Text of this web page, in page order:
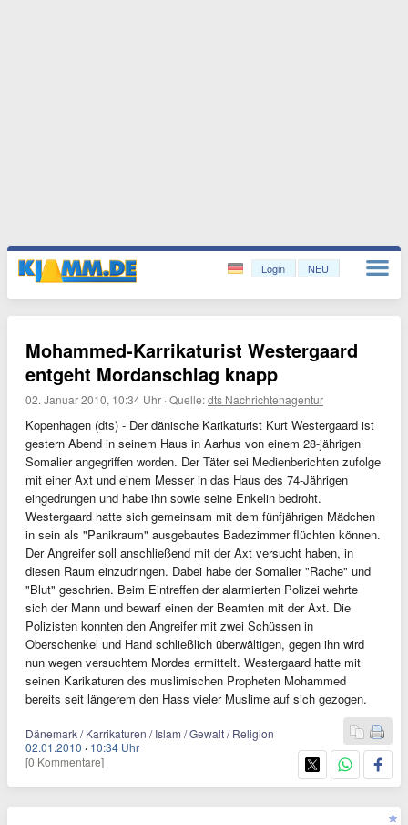
Login NEU
Mohammed-Karrikaturist Westergaard
entgeht Mordanschlag knapp
02. Januar 2010, 10:34 Uhr ·Quelle:dts Nachrichtenagentur
Kopenhagen (dts) - Der dänische Karikaturist Kurt Westergaard ist
gestern Abend in seinem Haus in Aarhus von einem 28-jährigen
Somalier angegriffen worden. Der Täter sei Medienberichten zufolge
mit einer Axt und einem Messer in das Haus des 74-Jährigen
eingedrungen und habe ihn sowie seine Enkelin bedroht.
Westergaard hatte sich gemeinsam mit dem fünfjährigen Mädchen
in sein als "Panikraum" ausgebautes Badezimmer flüchten können.
Der Angreifer soll anschließend mit der Axt versucht haben, in
diesen Raum einzudringen. Dabei habe der Somalier "Rache" und
"Blut" geschrien. Beim Eintreffen der alarmierten Polizei wehrte
sich der Mann und bewarf einen der Beamten mit der Axt. Die
Polizisten konnten den Angreifer mit zwei Schüssen in
Oberschenkel und Hand schließlich überwältigen, gegen ihn wird
nun wegen versuchtem Mordes ermittelt. Westergaard hatte mit
seinen Karikaturen des muslimischen Propheten Mohammed
bereits seit längerem den Hass vieler Muslime auf sich gezogen.
Dänemark / Karrikaturen / Islam / Gewalt / Religion
02.01.2010 · 10:34 Uhr
[0 Kommentare]